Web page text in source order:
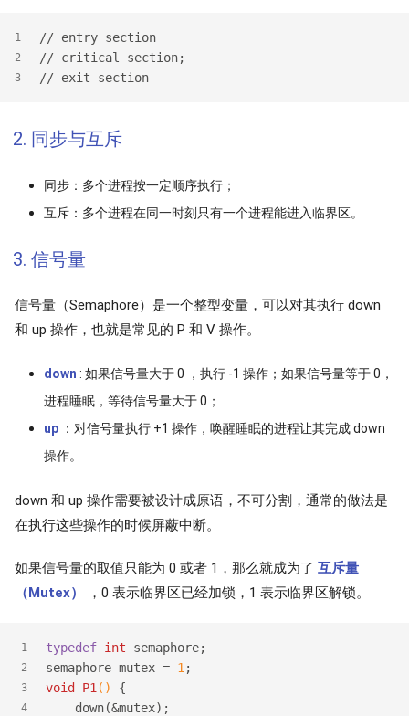
1
2
3
// entry section
// critical section;
// exit section
2. 同步与互斥
同步：多个进程按一定顺序执行；
互斥：多个进程在同一时刻只有一个进程能进入临界区。
3. 信号量
信号量（Semaphore）是一个整型变量，可以对其执行 down
和 up 操作，也就是常见的 P 和 V 操作。
down : 如果信号量大于 0 ，执行 -1 操作；如果信号量等于 0，
进程睡眠，等待信号量大于 0；
up ：对信号量执行 +1 操作，唤醒睡眠的进程让其完成 down
操作。
down 和 up 操作需要被设计成原语，不可分割，通常的做法是
在执行这些操作的时候屏蔽中断。
如果信号量的取值只能为 0 或者 1，那么就成为了 互斥量
（Mutex）
，0 表示临界区已经加锁，1 表示临界区解锁。
1
2
3
4
typedef int semaphore;
semaphore mutex = 1 ;
void P1 ()
{
    down(&mutex);